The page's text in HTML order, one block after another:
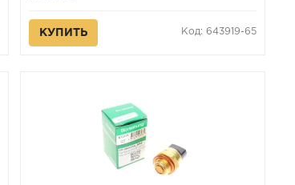
КУПИТЬ Код: 643919-65